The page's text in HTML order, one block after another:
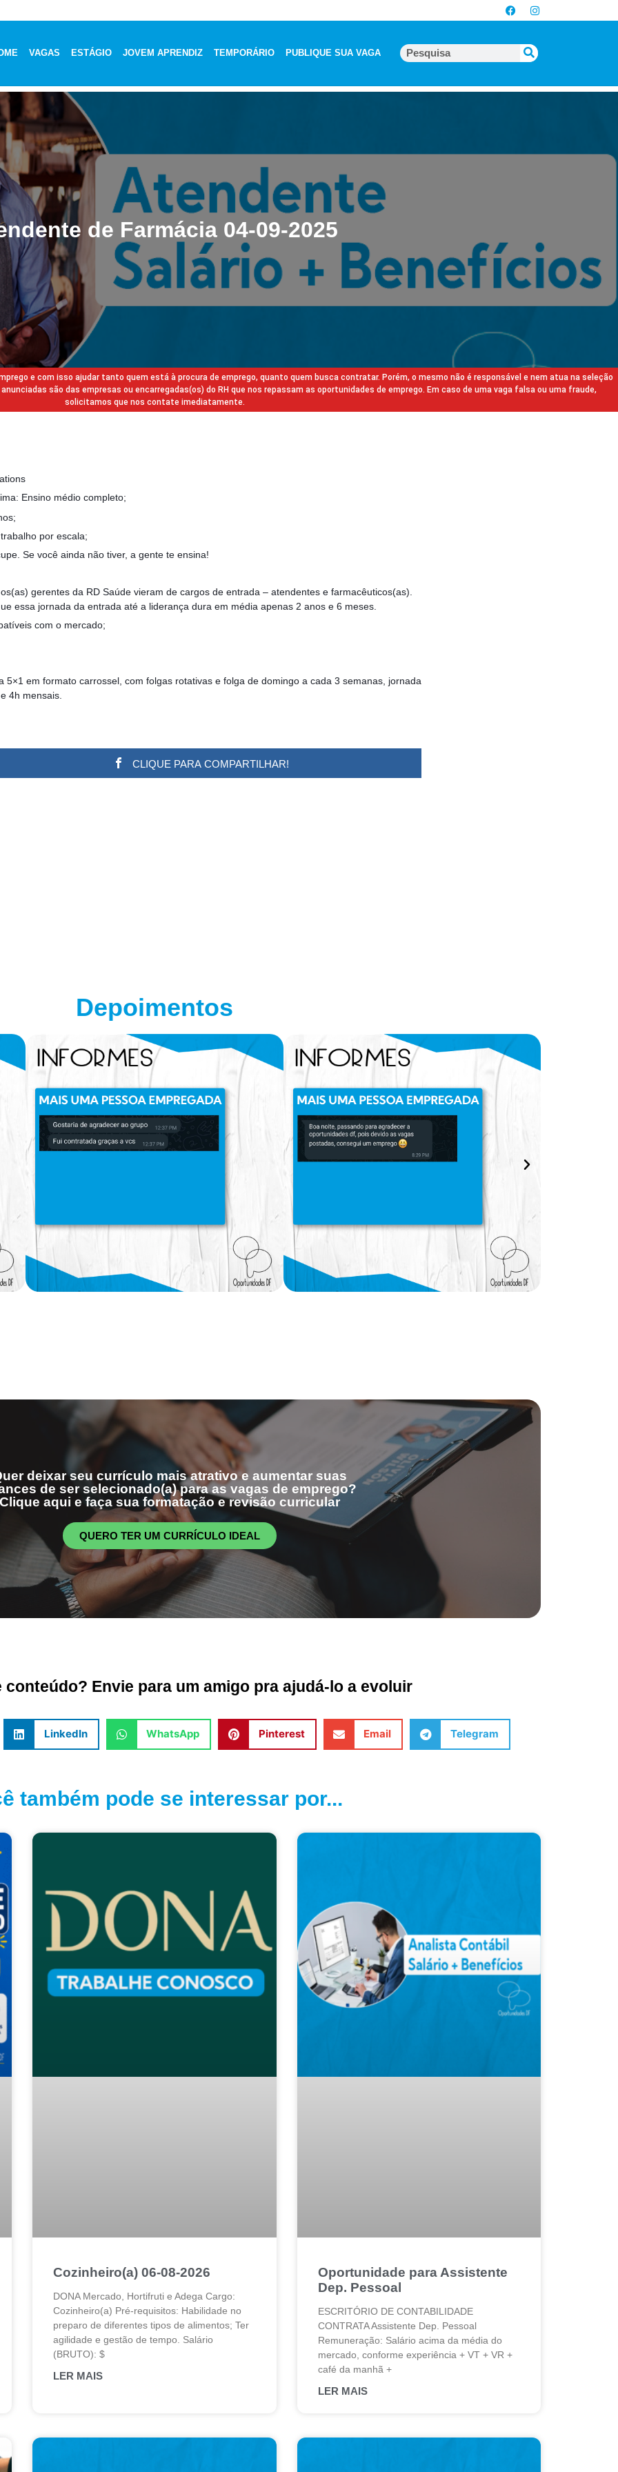
VAGAS ESTÁGIO JOVEM APRENDIZ TEMPORÁRIO PUBLIQUE SUA VAGA
de Farmácia 04-09-2025
e com isso ajudar tanto quem está à procura de emprego, quanto quem busca contratar. Porém, o mesmo não é responsável e nem atua na seleção
são das empresas ou encarregadas(os) do RH que nos repassam as oportunidades de emprego. Em caso de uma vaga falsa ou uma fraude,
solicitamos que nos contate imediatamente.
Ensino médio completo;
por escala;
Se você ainda não tiver, a gente te ensina!
gerentes da RD Saúde vieram de cargos de entrada – atendentes e farmacêuticos(as).
essa jornada da entrada até a liderança dura em média apenas 2 anos e 6 meses.
com o mercado;
5×1 em formato carrossel, com folgas rotativas e folga de domingo a cada 3 semanas, jornada
4h mensais.
CLIQUE PARA COMPARTILHAR!
Depoimentos
deixar seu currículo mais atrativo e aumentar suas
de ser selecionado(a) para as vagas de emprego?
aqui e faça sua formatação e revisão curricular
QUERO TER UM CURRÍCULO IDEAL
conteúdo? Envie para um amigo pra ajudá-lo a evoluir
LinkedIn WhatsApp Pinterest Email Telegram
também pode se interessar por...
Cozinheiro(a) 06-08-2026
DONA Mercado, Hortifruti e Adega Cargo:
Cozinheiro(a) Pré-requisitos: Habilidade no
preparo de diferentes tipos de alimentos; Ter
agilidade e gestão de tempo. Salário
(BRUTO): $
LER MAIS
Oportunidade para Assistente
Dep. Pessoal
ESCRITÓRIO DE CONTABILIDADE
CONTRATA Assistente Dep. Pessoal
Remuneração: Salário acima da média do
mercado, conforme experiência + VT + VR +
café da manhã +
LER MAIS